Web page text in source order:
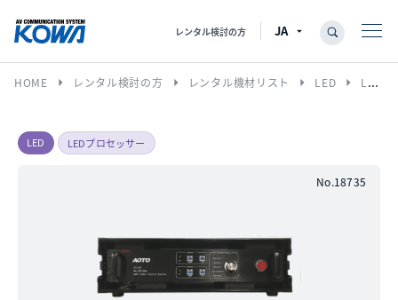
レンタル検討の方
HOME arrow_right レンタル検討の方 arrow_right レンタル機材リスト arrow_right LED arrow_right LEDプロセッサー
LED LEDプロセッサー
No.18735